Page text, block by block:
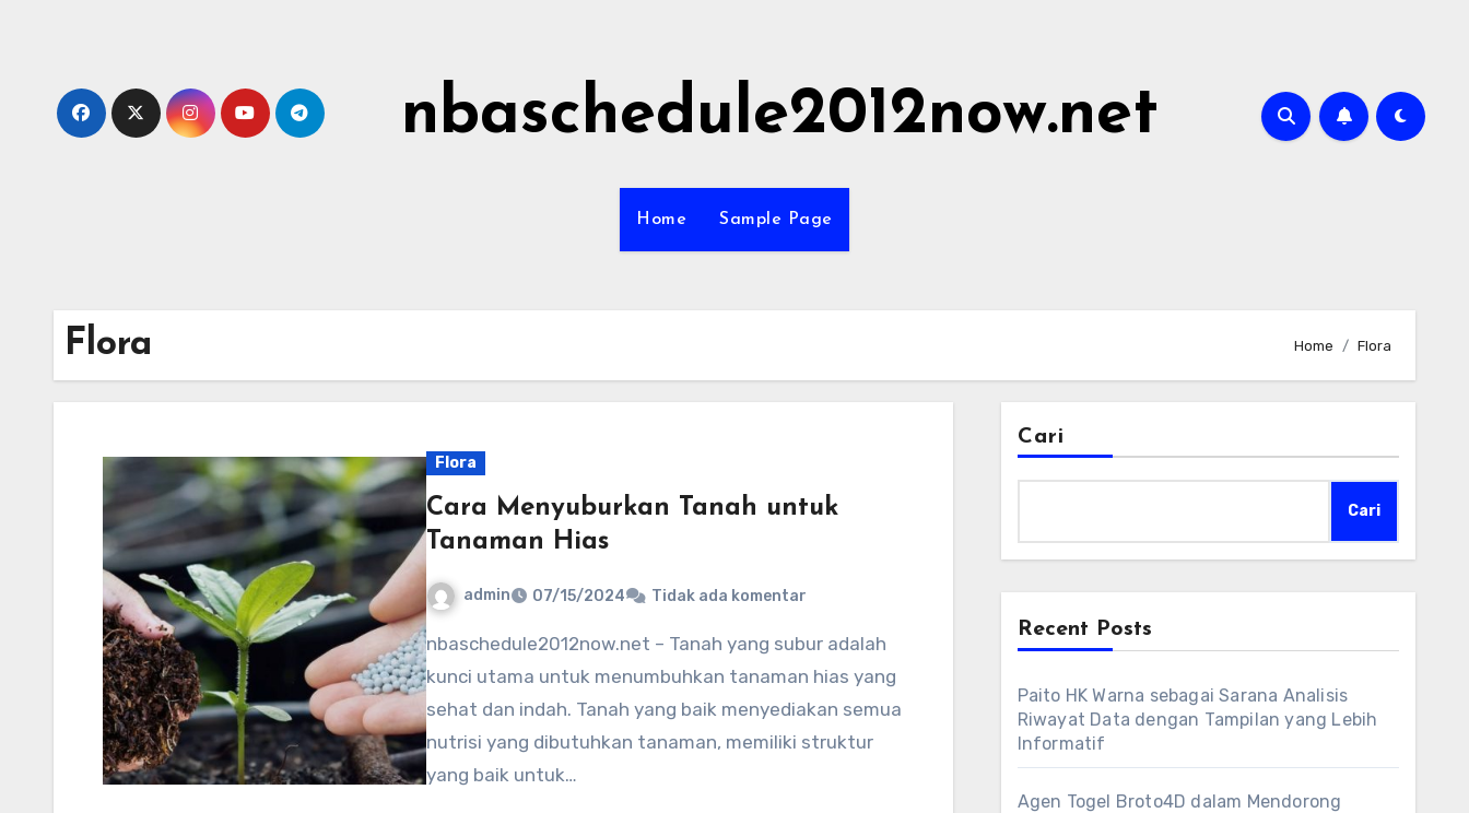
nbaschedule2012now.net
Home Sample Page
Flora Home Flora
Flora
Cara Menyuburkan Tanah untuk
Tanaman Hias
admin 07/15/2024 Tidak ada komentar
nbaschedule2012now.net – Tanah yang subur adalah
kunci utama untuk menumbuhkan tanaman hias yang
sehat dan indah. Tanah yang baik menyediakan semua
nutrisi yang dibutuhkan tanaman, memiliki struktur
yang baik untuk…
Cari
Cari
Recent Posts
Paito HK Warna sebagai Sarana Analisis
Riwayat Data dengan Tampilan yang Lebih
Informatif
Agen Togel Broto4D dalam Mendorong